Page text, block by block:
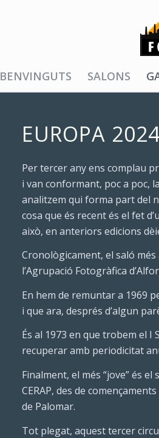
BENVINGUTS SALONS
EUROPA
Per tercer any ens complau
i van conformant, poc a poc,
analitzem qui forma part del
cosa que és recent és el fet
això, en anteriors edicions
Cronològicament, el saló
l’Agrupació Fotogràfica
En hem de remuntar a 1969
i que ara, després d’algun
És al 1973 en que trobem el I
recuperar amb periodicitat
Finalment, el més “jove” és
CERAP, des de
de Palomar.
Tot plegat, aquest tercer